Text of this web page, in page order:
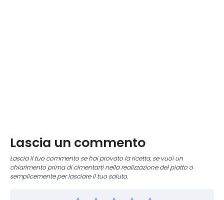
Lascia un commento
Lascia il tuo commento se hai provato la ricetta, se vuoi un
chiarimento prima di cimentarti nella realizzazione del piatto o
semplicemente per lasciare il tuo saluto.